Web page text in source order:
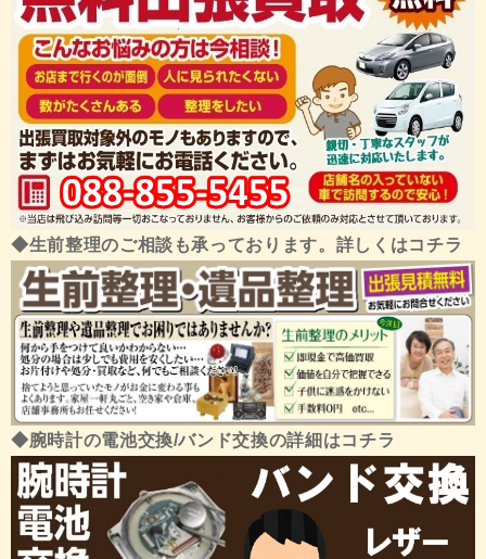
◆生前整理のご相談も承っております。詳しくはコチラ
◆腕時計の電池交換/バンド交換の詳細はコチラ